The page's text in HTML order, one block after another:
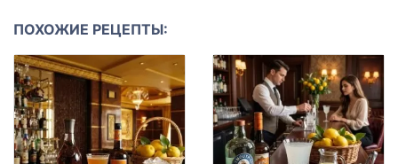
ПОХОЖИЕ РЕЦЕПТЫ: